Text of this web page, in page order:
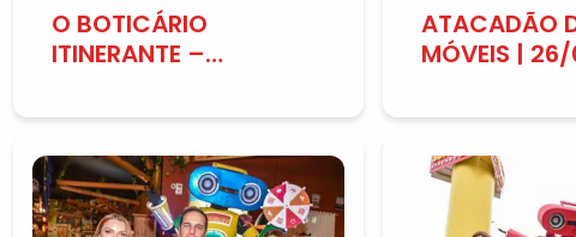
O BOTICÁRIO
ITINERANTE –
26/06/2026
ATACADÃO
MÓVEIS |